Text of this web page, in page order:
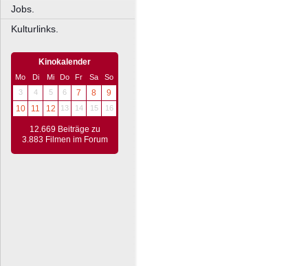
Jobs.
Kulturlinks.
Kinokalender
Mo Di Mi Do Fr Sa
So
3
4 5 6 7 8
9
10
11 12 13 14 15 16
12.669 Beiträge zu
3.883 Filmen im Forum